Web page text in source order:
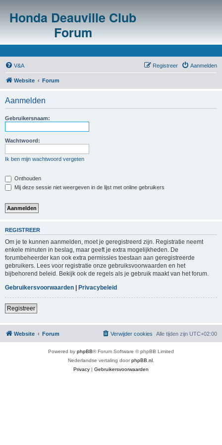
Honda Deauville Club
Forum
V&A Aanmelden
Registreer
Website Forum
Aanmelden
Gebruikersnaam:
Wachtwoord:
Ik ben mijn wachtwoord vergeten
Onthouden
Mij deze sessie niet weergeven in de lijst met online gebruikers
REGISTREER
Om je te kunnen aanmelden, moet je geregistreerd zijn. Registratie neemt
enkele minuten in beslag, maar geeft je extra mogelijkheden. De
forumbeheerder kan ook extra permissies toestaan aan geregistreerde
gebruikers. Lees voor registratie onze gebruiksvoorwaarden en het
bijbehorend beleid. Bekijk ook de regels als je gebruik maakt van het forum.
Gebruikersvoorwaarden | Privacybeleid
Registreer
Website Forum Alle tijden zijn UTC+02:00
Verwijder cookies
Powered by phpBB® Forum Software © phpBB Limited
Nederlandse vertaling doorphpBB.nl
Privacy | Gebruikersvoorwaarden